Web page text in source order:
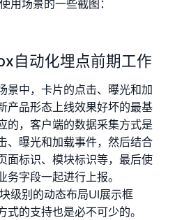
用场景的一些截图：
自动化埋点前期工作
景中，卡片的点击、曝光和加
产品形态上线效果好坏的最基
的，客户端的数据采集方式是
、曝光和加载事件，然后结合
面标识、模块标识等，最后使
务字段一起进行上报。
级别的动态布局UI展示框
式的支持也是必不可少的。